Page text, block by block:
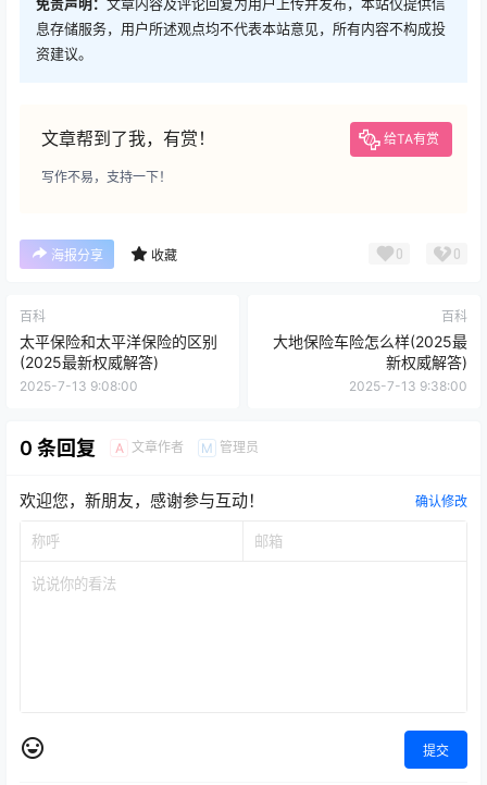
息存储服务，用户所述观点均不代表本站意见，所有内容不构成投
资建议。
文章帮到了我，有赏！ 给TA有赏
写作不易，支持一下！
海报分享 收藏 0 0
百科
太平保险和太平洋保险的区别
(2025最新权威解答)
2025-7-13 9:08:00
百科
大地保险车险怎么样(2025最
新权威解答)
2025-7-13 9:38:00
0 条回复 A 文章作者 M 管理员
欢迎您，新朋友，感谢参与互动！ 确认修改
提交